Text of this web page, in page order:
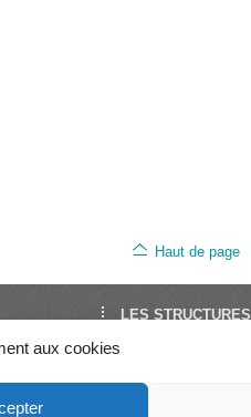
aux cookies
Haut de page
Yoga
LES STRUCTURES
Syndicat National des